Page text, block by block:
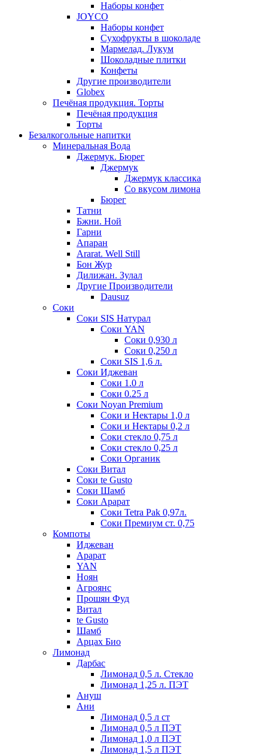
Наборы конфет
JOYCO
Наборы конфет
Сухофрукты в шоколаде
Мармелад. Лукум
Шоколадные плитки
Конфеты
Другие производители
Globex
Печёная продукция. Торты
Печёная продукция
Торты
Безалкогольные напитки
Минеральная Вода
Джермук. Бюрег
Джермук
Джермук классика
Со вкусом лимона
Бюрег
Татни
Бжни. Ной
Гарни
Апаран
Ararat. Well Still
Бон Жур
Дилижан. Зулал
Другие Производители
Dausuz
Соки
Соки SIS Натурал
Соки YAN
Соки 0,930 л
Соки 0,250 л
Соки SIS 1,6 л.
Соки Иджеван
Соки 1.0 л
Соки 0.25 л
Соки Noyan Premium
Соки и Нектары 1,0 л
Соки и Нектары 0,2 л
Соки стекло 0,75 л
Соки стекло 0,25 л
Соки Органик
Соки Витал
Соки te Gusto
Соки Шамб
Соки Арарат
Соки Tetra Pak 0,97л.
Соки Премиум ст. 0,75
Компоты
Иджеван
Арарат
YAN
Ноян
Агроянс
Прошян Фуд
Витал
te Gusto
Шамб
Арцах Био
Лимонад
Дарбас
Лимонад 0,5 л. Стекло
Лимонад 1,25 л. ПЭТ
Ануш
Ани
Лимонад 0,5 л ст
Лимонад 0,5 л ПЭТ
Лимонад 1,0 л ПЭТ
Лимонад 1,5 л ПЭТ